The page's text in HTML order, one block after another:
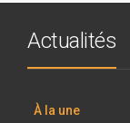
Actualités
À la une